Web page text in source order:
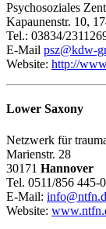
Psychosoziales
Kapaunenstr. 10,
Tel.: 03834/
E-Mail psz@kdw-
Website: http://
Lower Saxony
Netzwerk für
Marienstr. 28
30171 Hannover
Tel. 0511/856 445-
E-Mail:
Website: